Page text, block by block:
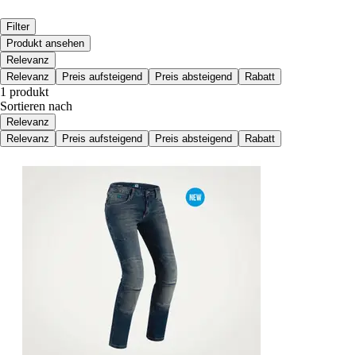
Filter
Produkt ansehen
Relevanz
Relevanz
Preis aufsteigend Preis absteigend Rabatt
1 produkt
Sortieren nach
Relevanz
Relevanz
Preis aufsteigend Preis absteigend Rabatt